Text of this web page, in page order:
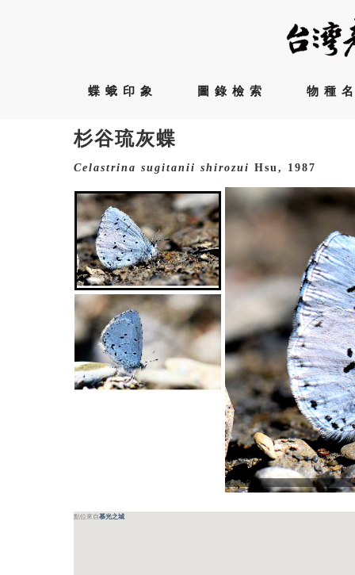
蝶蛾印象 圖錄檢索 物種
杉谷琉灰蝶
Celastrina sugitanii shirozui Hsu, 1987
點位來自慕光之城